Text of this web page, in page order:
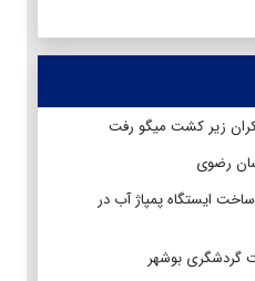
رضوی
ایستگاه پمپاژ آب در
گردشگری بوشهر